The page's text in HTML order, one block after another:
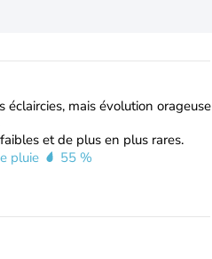
éclaircies, mais évolution orageuse
et de plus en plus rares.
pluie
55 %